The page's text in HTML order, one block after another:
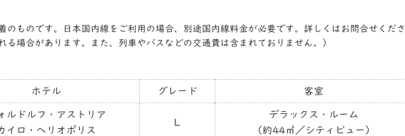
のものです。日本国内線をご利用の場合、別途国内線料金が必要です。詳しくはお問合せくださ
る場合があります。また、列車やバスなどの交通費は含まれておりません。）
ホテル グレード 客室
ルドルフ・アストリア
イロ・ヘリオポリス
L
デラックス・ルーム
（約44㎡／シティビュー）